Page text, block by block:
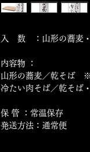
入 数 ：山形の蕎麦・
内容物 ：
山形の蕎麦／乾そば ※
冷たい肉そば／乾そば
保 管 ：常温保存
発送方法：通常便